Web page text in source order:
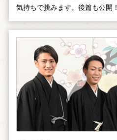
気持ちで挑みます。後篇も公開！